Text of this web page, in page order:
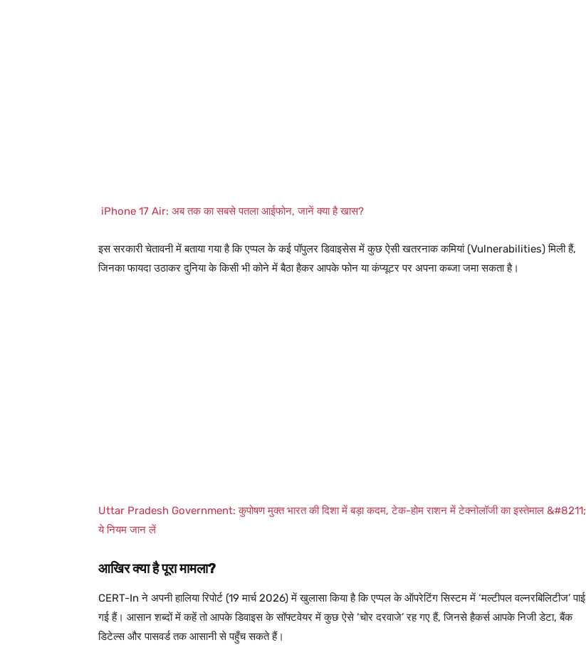
iPhone 17 Air: अब तक का सबसे पतला आईफोन, जानें क्या है खास?
इस सरकारी चेतावनी में बताया गया है कि एप्पल के कई पॉपुलर डिवाइसेस में कुछ ऐसी खतरनाक कमियां (Vulnerabilities) मिली हैं,
जिनका फायदा उठाकर दुनिया के किसी भी कोने में बैठा हैकर आपके फोन या कंप्यूटर पर अपना कब्जा जमा सकता है।
Uttar Pradesh Government: कुपोषण मुक्त भारत की दिशा में बड़ा कदम, टेक-होम राशन में टेक्नोलॉजी का इस्तेमाल &#8211;
ये नियम जान लें
आखिर क्या है पूरा मामला?
CERT-In ने अपनी हालिया रिपोर्ट (19 मार्च 2026) में खुलासा किया है कि एप्पल के ऑपरेटिंग सिस्टम में ‘मल्टीपल वल्नरबिलिटीज’ पाई
गई हैं। आसान शब्दों में कहें तो आपके डिवाइस के सॉफ्टवेयर में कुछ ऐसे ‘चोर दरवाजे’ रह गए हैं, जिनसे हैकर्स आपके निजी डेटा, बैंक
डिटेल्स और पासवर्ड तक आसानी से पहुँच सकते हैं।